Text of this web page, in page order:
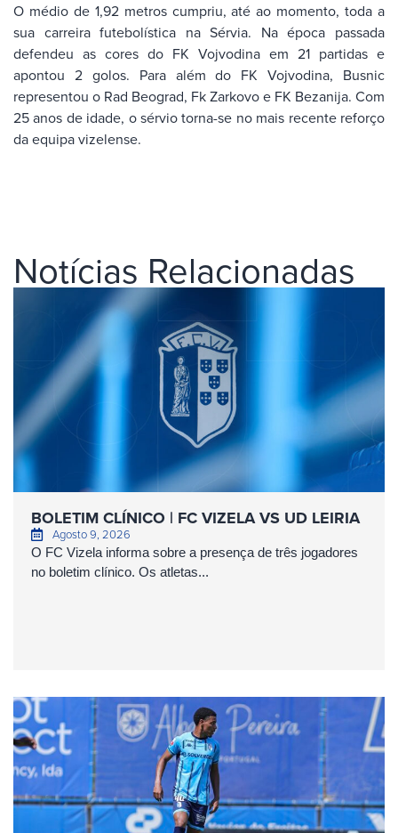
O médio de 1,92 metros cumpriu, até ao momento, toda a
sua carreira futebolística na Sérvia. Na época passada
defendeu as cores do FK Vojvodina em 21 partidas e
apontou 2 golos. Para além do FK Vojvodina, Busnic
representou o Rad Beograd, Fk Zarkovo e FK Bezanija. Com
25 anos de idade, o sérvio torna-se no mais recente reforço
da equipa vizelense.
Notícias Relacionadas
BOLETIM CLÍNICO | FC VIZELA VS UD LEIRIA
Agosto 9, 2026
O FC Vizela informa sobre a presença de três jogadores
no boletim clínico. Os atletas...